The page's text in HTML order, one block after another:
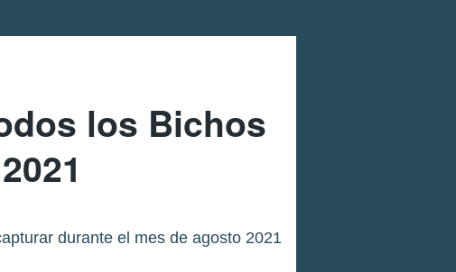
los Bichos
durante el mes de agosto 2021